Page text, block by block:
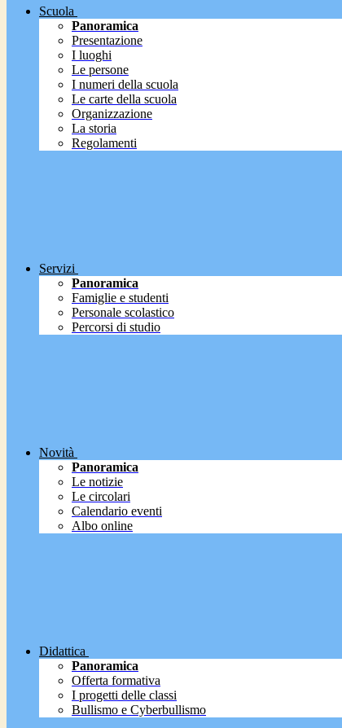
Scuola
Panoramica
Presentazione
I luoghi
Le persone
I numeri della scuola
Le carte della scuola
Organizzazione
La storia
Regolamenti
Servizi
Panoramica
Famiglie e studenti
Personale scolastico
Percorsi di studio
Novità
Panoramica
Le notizie
Le circolari
Calendario eventi
Albo online
Didattica
Panoramica
Offerta formativa
I progetti delle classi
Bullismo e Cyberbullismo